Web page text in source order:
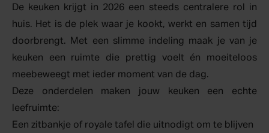
De keuken krijgt in 2026 een steeds centralere rol in
huis. Het is de plek waar je kookt, werkt en samen tijd
doorbrengt. Met een slimme indeling maak je van je
keuken een ruimte die prettig voelt én moeiteloos
meebeweegt met ieder moment van de dag.
Deze onderdelen maken jouw keuken een echte
leefruimte:
Een zitbankje of royale tafel die uitnodigt om te blijven